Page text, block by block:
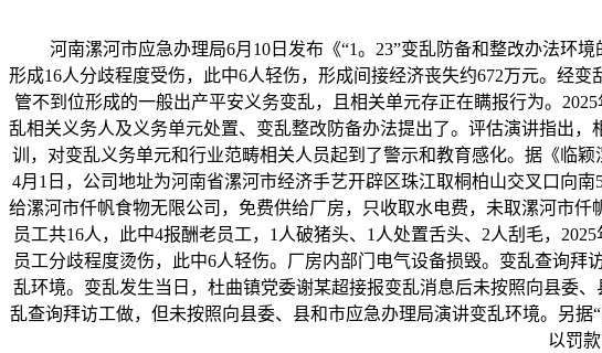
河南漯河市应急办理局6月10日发布《“1。23”变乱防备和整改办法环境
形成16人分歧程度受伤，此中6人轻伤，形成间接经济丧失约672万元。经
管不到位形成的一般出产平安义务变乱，且相关单元存正在瞒报行为。
乱相关义务人及义务单元处置、变乱整改防备办法提出了。评估演讲指出
训，对变乱义务单元和行业范畴相关人员起到了警示和教育感化。据《临
4月1日，公司地址为河南省漯河市经济手艺开辟区珠江取桐柏山交叉口向
给漯河市仟帆食物无限公司，免费供给厂房，只收取水电费，未取漯河市
员工共16人，此中4报酬老员工，1人破猪头、1人处置舌头、2人刮毛，
员工分歧程度烫伤，此中6人轻伤。厂房内部门电气设备损毁。变乱查询
乱环境。变乱发生当日，杜曲镇党委谢某超接报变乱消息后未按照向县委
乱查询拜访工做，但未按照向县委、县和市应急办理局演讲变乱环境。另
以罚